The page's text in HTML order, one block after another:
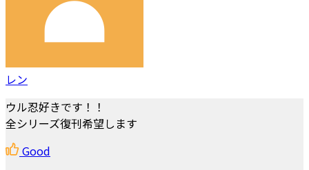
レン
ウル忍好きです！！
全シリーズ復刊希望します
Good